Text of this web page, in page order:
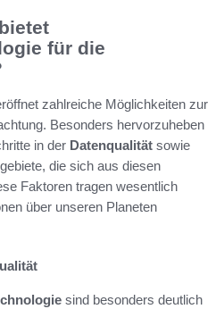
für die
zahlreiche Möglichkeiten zur
Besonders hervorzuheben
in der Datenqualität sowie
die sich aus diesen
Faktoren tragen wesentlich
über unseren Planeten
sind besonders deutlich